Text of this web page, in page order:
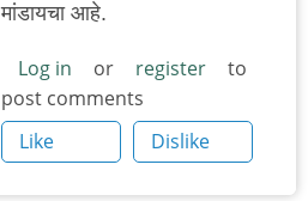
मांडायचा आहे.
Log in or register
to
post comments
Like
Dislike